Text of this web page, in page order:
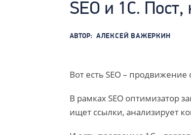
SEO и 1С.
АВТОР: АЛЕКСЕЙ ВАЖЕРКИН
Вот есть SEO – продвижение
В рамках SEO оптимизатор
ищет ссылки, анализирует